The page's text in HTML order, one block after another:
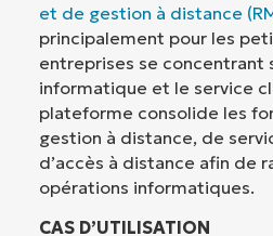
et de gestion à distance
principalement pour les
entreprises se concentrant
informatique et le service
plateforme consolide les
gestion à distance, de
d’accès à distance afin de
opérations informatiques.
CAS D’UTILISATION